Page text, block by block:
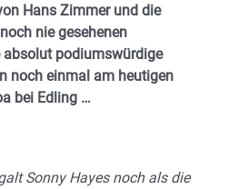
Hans Zimmer und die
nie gesehenen
absolut podiumswürdige
noch einmal am heutigen
bei Edling …
Sonny Hayes noch als die